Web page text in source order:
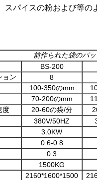
スパイスの粉および等
前作られた袋のパ
BS-200
ョン
8
100-350のmm
70-200のmm
度
20-60の袋/分
380V/50HZ
3.0KW
0.6-0.8
0.3
1500KG
2160*1600*1500